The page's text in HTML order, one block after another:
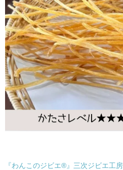
『わんこのジビエ®』三次ジビエ工房